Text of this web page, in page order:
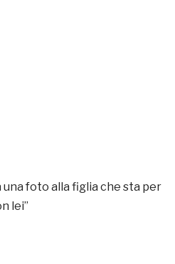
una foto alla figlia che sta per
lei”